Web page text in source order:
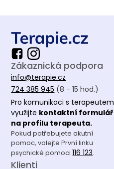
Zákaznická podpora
info@terapie.cz
724 385 945 (8 - 15 hod.)
Pro komunikaci s terapeutem
využijte kontaktní formulář
na profilu terapeuta.
Pokud potřebujete akutní
pomoc, volejte První linku
psychické pomoci116 123.
Klienti